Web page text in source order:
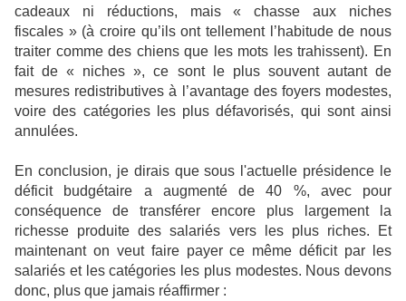
cadeaux ni réductions, mais « chasse aux niches
fiscales » (à croire qu’ils ont tellement l’habitude de nous
traiter comme des chiens que les mots les trahissent). En
fait de « niches », ce sont le plus souvent autant de
mesures redistributives à l’avantage des foyers modestes,
voire des catégories les plus défavorisés, qui sont ainsi
annulées.
En conclusion, je dirais que sous l'actuelle présidence le
déficit budgétaire a augmenté de 40 %, avec pour
conséquence de transférer encore plus largement la
richesse produite des salariés vers les plus riches. Et
maintenant on veut faire payer ce même déficit par les
salariés et les catégories les plus modestes. Nous devons
donc, plus que jamais réaffirmer :